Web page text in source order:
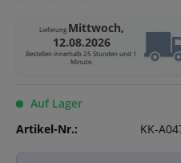
Lieferung Mittwoch,
12.08.2026
Bestellen innerhalb25 Stunden und 1
Minute.
Auf Lager
Artikel-Nr.:
KK-